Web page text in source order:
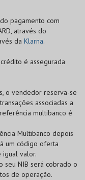
pagamento com
, através do
da Klarna.
é assegurada
o vendedor reserva-se
associadas a
multibanco é
Multibanco depois
um código oferta
igual valor.
seu NIB será cobrado o
de operação.